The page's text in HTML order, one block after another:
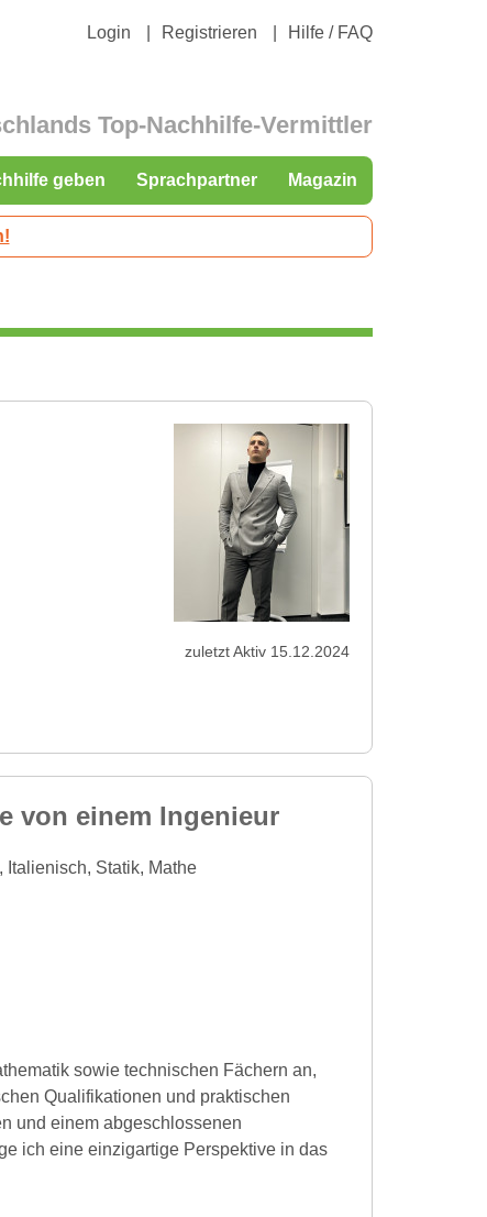
Login Registrieren Hilfe / FAQ
Top-Nachhilfe-Vermittler
geben Sprachpartner Magazin
zuletzt Aktiv 15.12.2024
von einem Ingenieur
Italienisch, Statik, Mathe
sowie technischen Fächern an,
Qualifikationen und praktischen
und einem abgeschlossenen
ich eine einzigartige Perspektive in das